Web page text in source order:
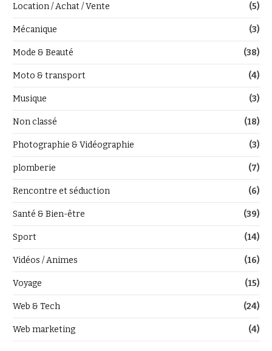
Location / Achat / Vente (5)
Mécanique (3)
Mode & Beauté (38)
Moto & transport (4)
Musique (3)
Non classé (18)
Photographie & Vidéographie (3)
plomberie (7)
Rencontre et séduction (6)
Santé & Bien-être (39)
Sport (14)
Vidéos / Animes (16)
Voyage (15)
Web & Tech (24)
Web marketing (4)